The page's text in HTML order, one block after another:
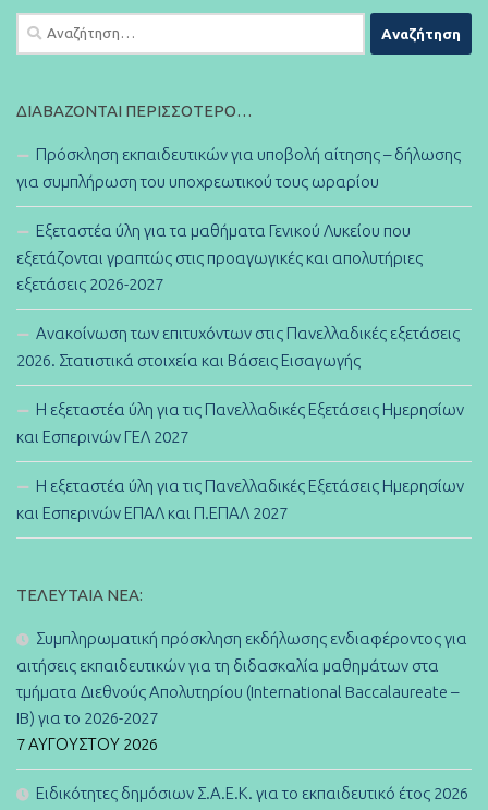
Αναζήτηση
για:
ΔΙΑΒΆΖΟΝΤΑΙ ΠΕΡΙΣΣΌΤΕΡΟ…
Πρόσκληση εκπαιδευτικών για υποβολή αίτησης – δήλωσης
για συμπλήρωση του υποχρεωτικού τους ωραρίου
Εξεταστέα ύλη για τα μαθήματα Γενικού Λυκείου που
εξετάζονται γραπτώς στις προαγωγικές και απολυτήριες
εξετάσεις 2026-2027
Ανακοίνωση των επιτυχόντων στις Πανελλαδικές εξετάσεις
2026. Στατιστικά στοιχεία και Βάσεις Εισαγωγής
Η εξεταστέα ύλη για τις Πανελλαδικές Εξετάσεις Ημερησίων
και Εσπερινών ΓΕΛ 2027
Η εξεταστέα ύλη για τις Πανελλαδικές Εξετάσεις Ημερησίων
και Εσπερινών ΕΠΑΛ και Π.ΕΠΑΛ 2027
ΤΕΛΕΥΤΑΊΑ ΝΈΑ:
Συμπληρωματική πρόσκληση εκδήλωσης ενδιαφέροντος για
αιτήσεις εκπαιδευτικών για τη διδασκαλία μαθημάτων στα
τμήματα Διεθνούς Απολυτηρίου (International Baccalaureate –
IB) για το 2026-2027
7 ΑΥΓΟΎΣΤΟΥ 2026
Ειδικότητες δημόσιων Σ.Α.Ε.Κ. για το εκπαιδευτικό έτος 2026